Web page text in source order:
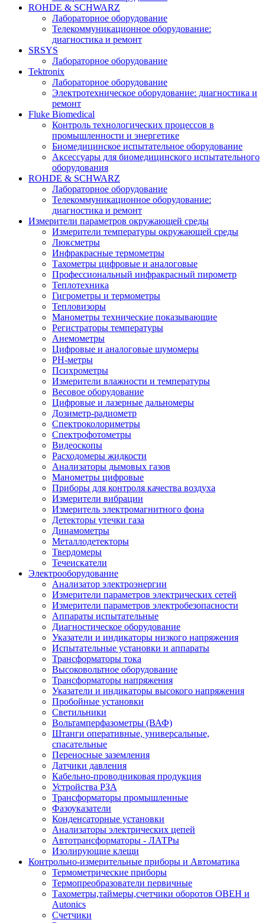
ROHDE & SCHWARZ
Лабораторное оборудование
Телекоммуникационное оборудование:
диагностика и ремонт
SRSYS
Лабораторное оборудование
Tektronix
Лабораторное оборудование
Электротехническое оборудование: диагностика и
ремонт
Fluke Biomedical
Контроль технологических процессов в
промышленности и энергетике
Биомедицинское испытательное оборудование
Аксессуары для биомедицинского испытательного
оборудования
ROHDE & SCHWARZ
Лабораторное оборудование
Телекоммуникационное оборудование:
диагностика и ремонт
Измерители параметров окружающей среды
Измерители температуры окружающей среды
Люксметры
Инфракрасные термометры
Тахометры цифровые и аналоговые
Профессиональный инфракрасный пирометр
Теплотехника
Гигрометры и термометры
Тепловизоры
Манометры технические показывающие
Регистраторы температуры
Анемометры
Цифровые и аналоговые шумомеры
PH-метры
Психрометры
Измерители влажности и температуры
Весовое оборудование
Цифровые и лазерные дальномеры
Дозиметр-радиометр
Спектроколориметры
Спектрофотометры
Видеоскопы
Расходомеры жидкости
Анализаторы дымовых газов
Манометры цифровые
Приборы для контроля качества воздуха
Измерители вибрации
Измеритель электромагнитного фона
Детекторы утечки газа
Динамометры
Металлодетекторы
Твердомеры
Течеискатели
Электрооборудование
Анализатор электроэнергии
Измерители параметров электрических сетей
Измерители параметров электробезопасности
Аппараты испытательные
Диагностическое оборудование
Указатели и индикаторы низкого напряжения
Испытательные установки и аппараты
Трансформаторы тока
Высоковольтное оборудование
Трансформаторы напряжения
Указатели и индикаторы высокого напряжения
Пробойные установки
Светильники
Вольтамперфазометры (ВАФ)
Штанги оперативные, универсальные,
спасательные
Переносные заземления
Датчики давления
Кабельно-проводниковая продукция
Устройства РЗА
Трансформаторы промышленные
Фазоуказатели
Конденсаторные установки
Анализаторы электрических цепей
Автотрансформаторы - ЛАТРы
Изолирующие клещи
Контрольно-измерительные приборы и Автоматика
Термометрические приборы
Термопреобразователи первичные
Тахометры,таймеры,счетчики оборотов ОВЕН и
Autonics
Счетчики